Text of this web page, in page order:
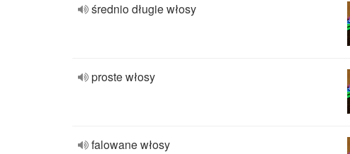
średnio długie włosy
proste włosy
falowane włosy